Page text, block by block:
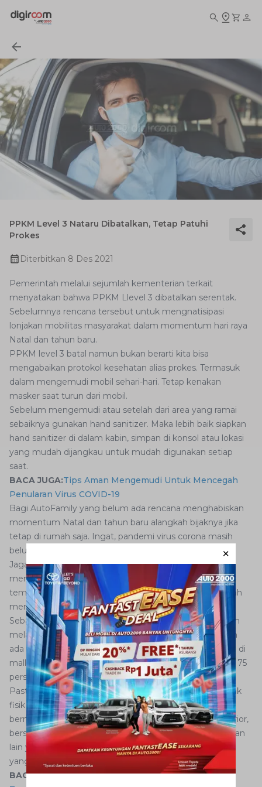
PPKM Level 3 Nataru Dibatalkan, Tetap Patuhi
Prokes
Diterbitkan 8 Des 2021
Pemerintah melalui sejumlah kementerian terkait
menyatakan bahwa PPKM Llevel 3 dibatalkan serentak.
Sebelumnya rencana tersebut untuk mengnatisipasi
lonjakan mobilitas masyarakat dalam momentum hari raya
Natal dan tahun baru.
PPKM level 3 batal namun bukan berarti kita bisa
mengabaikan protokol kesehatan alias prokes. Termasuk
dalam mengemudi mobil sehari-hari. Tetap kenakan
masker saat turun dari mobil.
Sebelum mengemudi atau setelah dari area yang ramai
sebaiknya gunakan hand sanitizer. Maka lebih baik siapkan
hand sanitizer di dalam kabin, simpan di konsol atau lokasi
yang mudah dijangkau untuk mudah digunakan setiap
saat.
BACA JUGA:Tips Aman Mengemudi Untuk Mencegah
Penularan Virus COVID-19
Bagi AutoFamily yang belum ada rencana menghabiskan
momentum Natal dan tahun baru alangkah bijaknya jika
tetap di rumah saja. Ingat, pandemi virus corona masih
belum usai.
Jaga selalu diri Anda dan keluarga dengan senantiasa
menerapkan protokol kesehatan yang disiplin. Hindari
tempat yang ramai. Pastikan diri Anda dan keluarga telah
mendapatkan vaksin covid-19.
Sebagai gantinya PPKM level 3, pemerintah sendiri akan
melaksanakan pembatasan khusus Nataru. Artinya akan
ada sejumlah pembatasan di ruang-ruang publik seperti di
mall atau pusat perbelanjaan yang akan dibatasi hingga 75
persen saja kapasitasnya.
Pastikan bagian yang paling sering mendapatkan kontak
fisik dengan penghuni kabin rutin dibersihkan. Cukup
bermodalkan kain mikrofiber dan cairan pembersih interior,
bersihkan hendel pintu, kemudi, tuas transmisi dan bagian
lain yang kerap disentuh tangan, termasuk pintu bagasi
yang sering dibuka oleh satpam mal atau kantor.
BACA JUGA:Penting! Cara Membedakan Sparepart